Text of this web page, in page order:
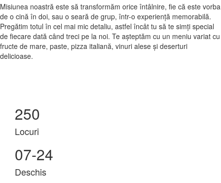
Misiunea noastră este să transformăm orice întâlnire, fie că este vorba
de o cină în doi, sau o seară de grup, într-o experiență memorabilă.
Pregătim totul în cel mai mic detaliu, astfel încât tu să te simți special
de fiecare dată când treci pe la noi. Te așteptăm cu un meniu variat cu
fructe de mare, paste, pizza italiană, vinuri alese și deserturi
delicioase.
250
Locuri
07-24
Deschis